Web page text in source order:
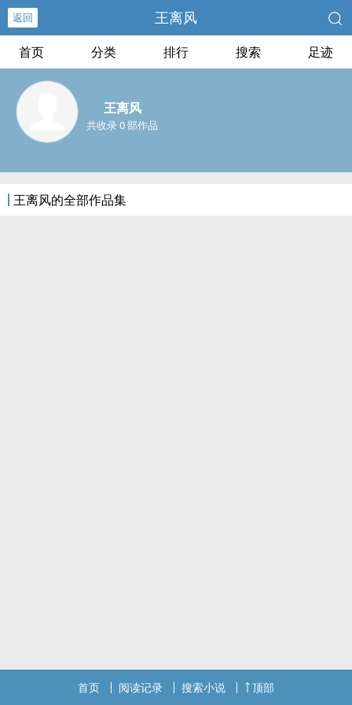
返回 王离风
首页 分类 排行 搜索 足迹
王离风
共收录 0 部作品
王离风的全部作品集
首页 阅读记录 搜索小说 顶部